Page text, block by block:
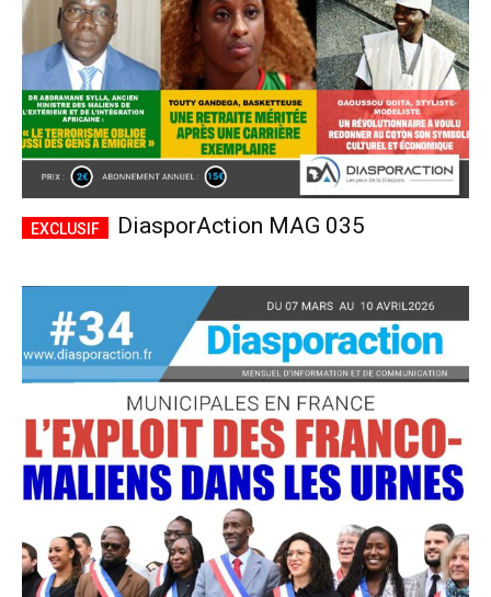
DiasporAction MAG 035